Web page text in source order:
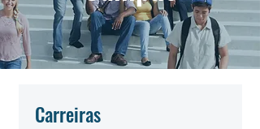
Carreiras